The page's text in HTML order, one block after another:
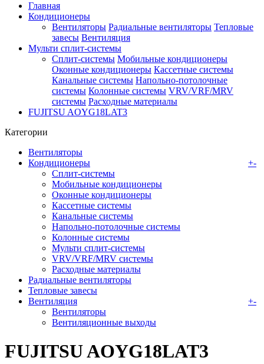
Главная
Кондиционеры
Вентиляторы Радиальные вентиляторы Тепловые
завесы Вентиляция
Мульти сплит-системы
Сплит-системы Мобильные кондиционеры
Оконные кондиционеры Кассетные системы
Канальные системы Напольно-потолочные
системы Колонные системы VRV/VRF/MRV
системы Расходные материалы
FUJITSU AOYG18LAT3
Категории
Вентиляторы
Кондиционеры
+-
Сплит-системы
Мобильные кондиционеры
Оконные кондиционеры
Кассетные системы
Канальные системы
Напольно-потолочные системы
Колонные системы
Мульти сплит-системы
VRV/VRF/MRV системы
Расходные материалы
Радиальные вентиляторы
Тепловые завесы
Вентиляция
+-
Вентиляторы
Вентиляционные выходы
FUJITSU AOYG18LAT3